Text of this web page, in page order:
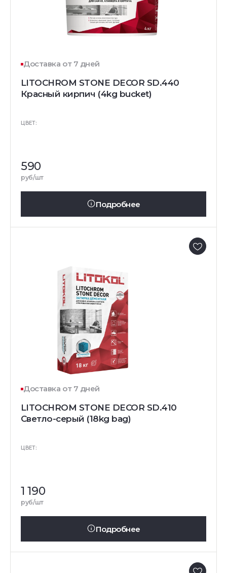
Доставка от 7 дней
LITOCHROM STONE DECOR SD.440
Красный кирпич (4kg bucket)
ЦВЕТ:
590
руб/шт
Подробнее
Доставка от 7 дней
LITOCHROM STONE DECOR SD.410
Светло-серый (18kg bag)
ЦВЕТ:
1 190
руб/шт
Подробнее